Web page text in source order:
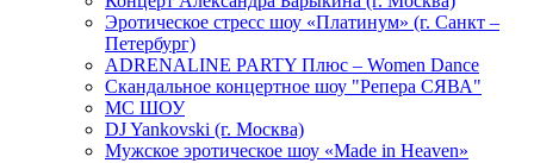
Эротическое стресс шоу «Платинум» (г. Санкт –
Петербург)
ADRENALINE PARTY Плюс – Women Dance
Скандальное концертное шоу "Репера СЯВА"
МС ШОУ
DJ Yankovski (г. Москва)
Мужское эротическое шоу «Made in Heaven»